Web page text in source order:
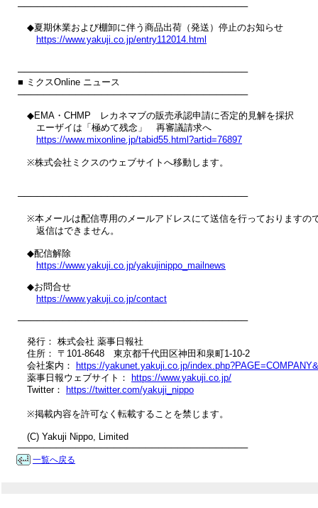
────────────────────────────────────
◆夏期休業および棚卸に伴う商品出荷（発送）停止のお知らせ
https://www.yakuji.co.jp/entry112014.html
────────────────────────────────────
■ ミクスOnline ニュース
────────────────────────────────────
◆EMA・CHMP　レカネマブの販売承認申請に否定的見解を採択
エーザイは「極めて残念」　再審議請求へ
https://www.mixonline.jp/tabid55.html?artid=76897
※株式会社ミクスのウェブサイトへ移動します。
────────────────────────────────────
※本メールは配信専用のメールアドレスにて送信を行っておりますの
返信はできません。
◆配信解除
https://www.yakuji.co.jp/yakujinippo_mailnews
◆お問合せ
https://www.yakuji.co.jp/contact
────────────────────────────────────
発行： 株式会社 薬事日報社
住所： 〒101-8648　東京都千代田区神田和泉町1-10-2
会社案内：
https://yakunet.yakuji.co.jp/
薬事日報ウェブサイト：
https://www.yakuji.co.jp/
Twitter：
https://twitter.com/yakuji_nippo
※掲載内容を許可なく転載することを禁じます。
(C) Yakuji Nippo, Limited
────────────────────────────────────
一覧へ戻る